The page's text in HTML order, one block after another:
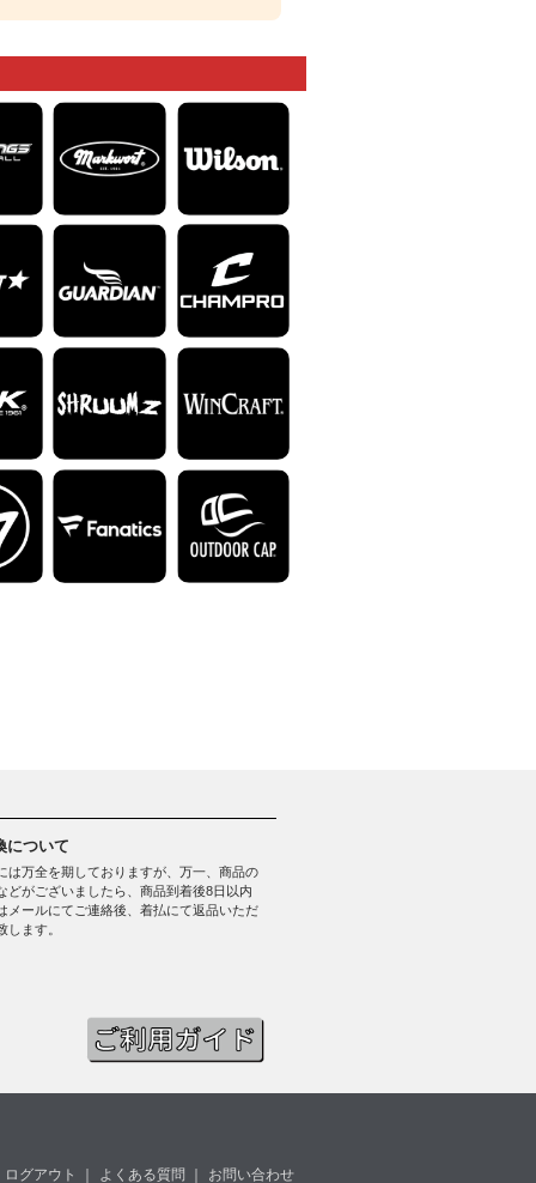
について
は万全を期しておりますが、万一、商品の
どがございましたら、商品到着後8日以内
メールにてご連絡後、着払にて返品いただ
します。
ログアウト よくある質問 お問い合わせ